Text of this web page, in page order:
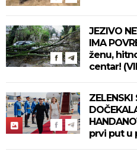
JEZIVO
IMA
ženu,
centar!
ZELENSKI
prvi put u